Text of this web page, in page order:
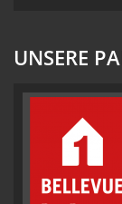
UNSERE